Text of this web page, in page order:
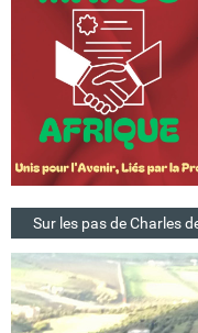
Sur les pas de Charles